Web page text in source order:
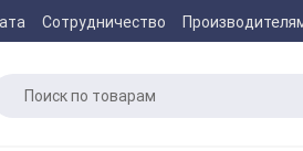
Сотрудничество